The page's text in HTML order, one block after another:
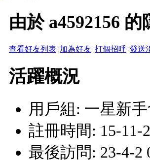
由於 a4592156
查看好友列表 |加為好友 |打個招呼 |發送
活躍概況
用戶組: 一星新
註冊時間: 15-11-
最後訪問: 23-4-2